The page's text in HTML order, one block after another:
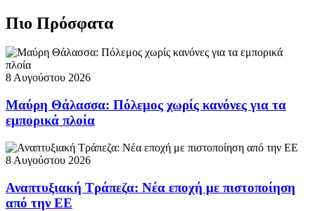
Πιο Πρόσφατα
8 Αυγούστου 2026
Μαύρη Θάλασσα: Πόλεμος χωρίς κανόνες για τα
εμπορικά πλοία
8 Αυγούστου 2026
Αναπτυξιακή Τράπεζα: Νέα εποχή με πιστοποίηση
από την ΕΕ